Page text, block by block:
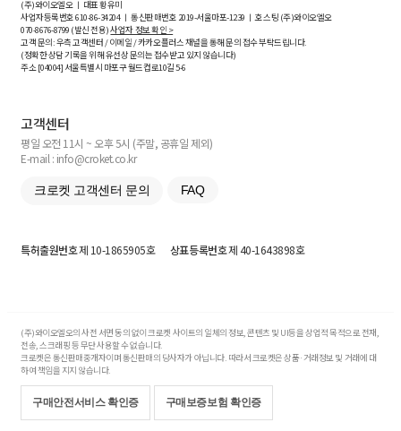
(주)와이오엘오 ㅣ 대표 황유미
사업자등록번호610-86-34204ㅣ 통신판매번호 2019-서울마포-1239 ㅣ 호스팅 (주)와이오엘오
070-8676-8799 (발신 전용)사업자 정보 확인 >
고객 문의: 우측 고객센터 / 이메일 / 카카오플러스 채널을 통해 문의 접수 부탁드립니다.
(정확한 상담 기록을 위해 유선상 문의는 접수받고 있지 않습니다)
주소 [04004] 서울특별시 마포구 월드컵로10길5-6
고객센터
평일 오전 11시 ~ 오후 5시 (주말, 공휴일 제외)
E-mail : info@croket.co.kr
크로켓 고객센터 문의 FAQ
특허출원번호제 10-1865905호 상표등록번호제 40-1643898호
(주)와이오엘오의 사전 서면 동의 없이 크로켓 사이트의 일체의 정보, 콘텐츠 및 UI등을 상업적 목적으로 전재,
전송, 스크래핑 등 무단 사용할 수 없습니다.
크로켓은 통신판매중개자이며 통신판매의 당사자가 아닙니다. 따라서 크로켓은 상품·거래정보 및 거래에 대
하여 책임을 지지 않습니다.
구매안전서비스 확인증 구매보증보험 확인증